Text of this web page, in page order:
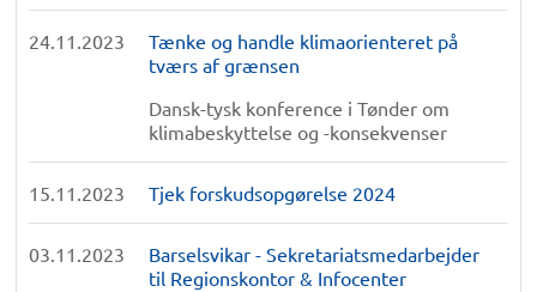
24.11.2023
Tænke og handle klimaorienteret på
tværs af grænsen
Dansk-tysk konference i Tønder om
klimabeskyttelse og -konsekvenser
15.11.2023 Tjek forskudsopgørelse 2024
03.11.2023
Barselsvikar - Sekretariatsmedarbejder
til Regionskontor & Infocenter